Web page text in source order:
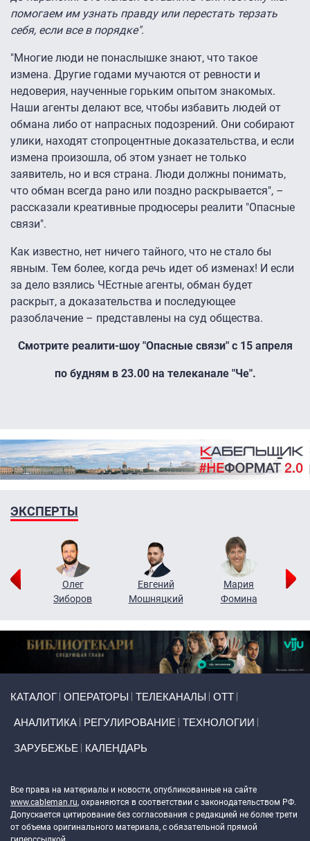
помогаем им узнать правду или перестать терзать
себя, если все в порядке".
"Многие люди не понаслышке знают, что такое
измена. Другие годами мучаются от ревности и
недоверия, наученные горьким опытом знакомых.
Наши агенты делают все, чтобы избавить людей от
обмана либо от напрасных подозрений. Они собирают
улики, находят стопроцентные доказательства, и если
измена произошла, об этом узнает не только
заявитель, но и вся страна. Люди должны понимать,
что обман всегда рано или поздно раскрывается", –
рассказали креативные продюсеры реалити "Опасные
связи".
Как известно, нет ничего тайного, что не стало бы
явным. Тем более, когда речь идет об изменах! И если
за дело взялись ЧЕстные агенты, обман будет
раскрыт, а доказательства и последующее
разоблачение – представлены на суд общества.
Смотрите реалити-шоу "Опасные связи" с 15 апреля
по будням в 23.00 на телеканале "Че".
ЭКСПЕРТЫ
Олег
Зиборов
Евгений
Мошняцкий
Мария
Фомина
КАТАЛОГ ОПЕРАТОРЫ ТЕЛЕКАНАЛЫ ОТТ
АНАЛИТИКА РЕГУЛИРОВАНИЕ ТЕХНОЛОГИИ
ЗАРУБЕЖЬЕ КАЛЕНДАРЬ
Все права на материалы и новости, опубликованные на сайте
www.cableman.ru, охраняются в соответствии с законодательством РФ.
Допускается цитирование без согласования с редакцией не более трети
от объема оригинального материала, с обязательной прямой